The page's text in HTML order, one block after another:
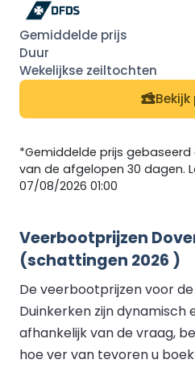
Bekijk
*Gemiddelde prijs
van de afgelopen 30 dagen.
07/08/2026 01:00
Veerbootprijzen
(schattingen 2026 )
De veerbootprijzen voor
Duinkerken zijn dynamisch
afhankelijk van de vraag,
hoe ver van tevoren u